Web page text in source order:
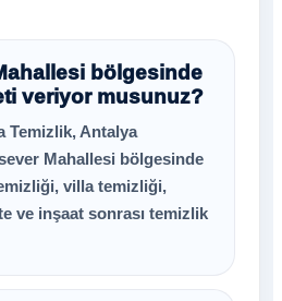
bölgesinde
veriyor musunuz?
Temizlik, Antalya
Mahallesi bölgesinde
villa temizliği,
ve inşaat sonrası temizlik